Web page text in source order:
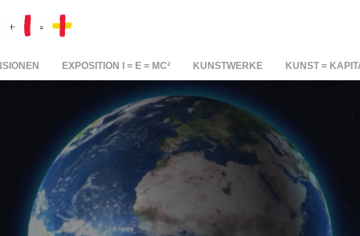
EXPOSITION I = E = MC² KUNSTWERKE KUNST =